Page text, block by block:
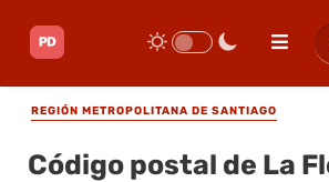
REGIÓN METROPOLITANA DE SANTIAGO
Código postal de La